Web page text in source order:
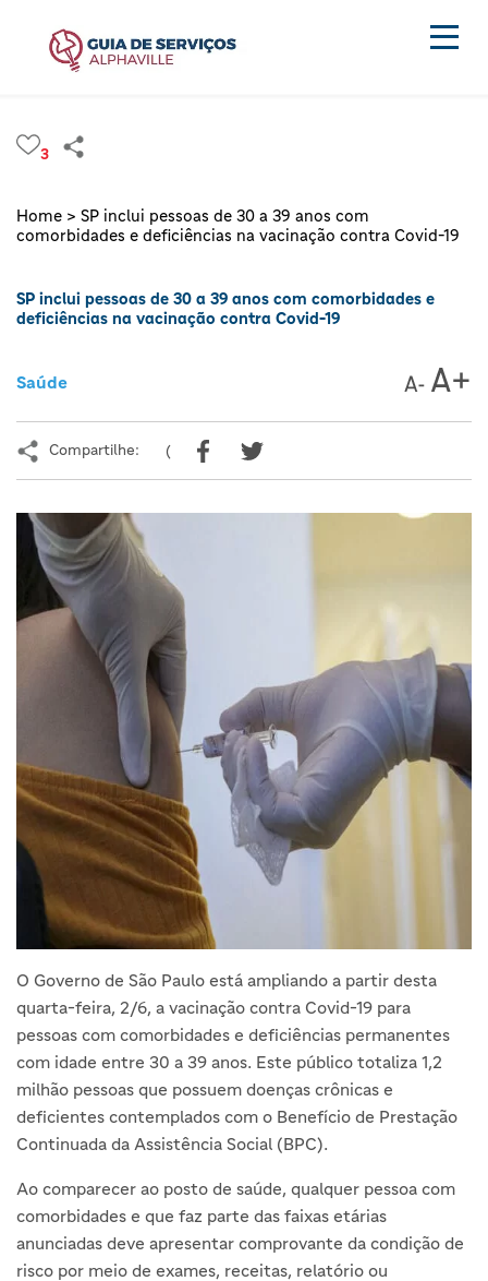
3
Home > SP inclui pessoas de 30 a 39 anos com
comorbidades e deficiências na vacinação contra Covid-19
SP inclui pessoas de 30 a 39 anos com comorbidades e
deficiências na vacinação contra Covid-19
Saúde
Compartilhe: (
O Governo de São Paulo está ampliando a partir desta
quarta-feira, 2/6, a vacinação contra Covid-19 para
pessoas com comorbidades e deficiências permanentes
com idade entre 30 a 39 anos. Este público totaliza 1,2
milhão pessoas que possuem doenças crônicas e
deficientes contemplados com o Benefício de Prestação
Continuada da Assistência Social (BPC).
Ao comparecer ao posto de saúde, qualquer pessoa com
comorbidades e que faz parte das faixas etárias
anunciadas deve apresentar comprovante da condição de
risco por meio de exames, receitas, relatório ou